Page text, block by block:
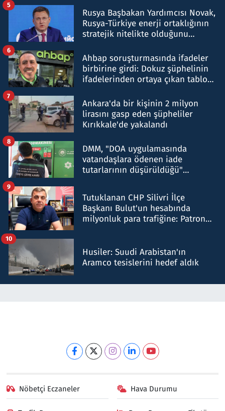
Rusya Başbakan Yardımcısı Novak,
Rusya-Türkiye enerji ortaklığının
stratejik nitelikte olduğunu
5
Ahbap soruşturmasında ifadeler
birbirine girdi: Dokuz şüphelinin
ifadelerinden ortaya çıkan tablo
6
Ankara'da bir kişinin 2 milyon
lirasını gasp eden şüpheliler
Kırıkkale'de yakalandı
7
DMM, "DOA uygulamasında
vatandaşlara ödenen iade
tutarlarının düşürüldüğü"
8
Tutuklanan CHP Silivri İlçe
Başkanı Bulut'un hesabında
milyonluk para trafiğine: Patron
9
Husiler: Suudi Arabistan'ın
Aramco tesislerini hedef aldık
10
Nöbetçi Eczaneler Hava Durumu